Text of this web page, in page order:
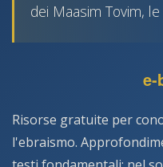
dei Maasim Tovim,
e-
Risorse gratuite per
l'ebraismo.